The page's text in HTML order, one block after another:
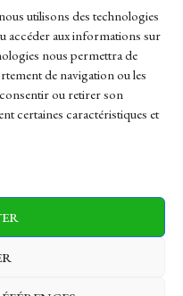
utilisons des technologies
accéder aux informations sur
nous permettra de
de navigation ou les
ou retirer son
certaines caractéristiques et
Politics
Sports Travel